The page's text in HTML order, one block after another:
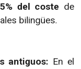
del coste de
bilingües.
antiguos: En el